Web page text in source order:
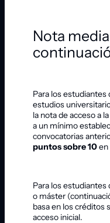
Nota
Para los estudiantes
estudios
la nota de acceso a
a un mínimo
convocatorias
puntos sobre 10en
Para los estudiantes
o máster
basa en los créditos
acceso inicial.